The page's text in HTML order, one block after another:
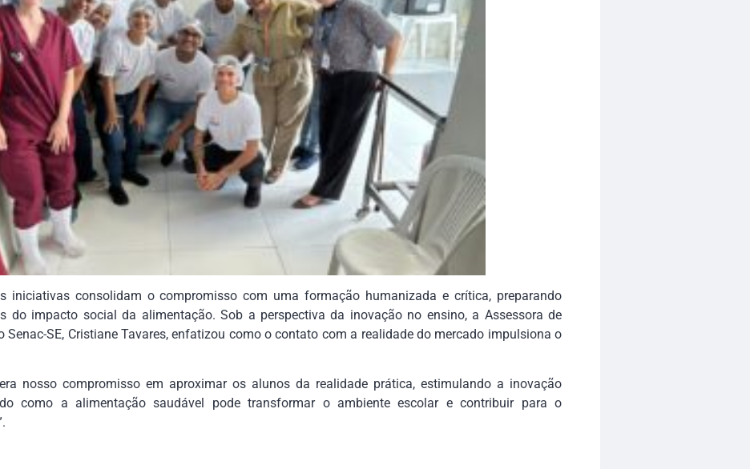
iniciativas consolidam o compromisso com uma formação humanizada e crítica, preparando
do impacto social da alimentação. Sob a perspectiva da inovação no ensino, a Assessora de
Senac-SE, Cristiane Tavares, enfatizou como o contato com a realidade do mercado impulsiona o
nosso compromisso em aproximar os alunos da realidade prática, estimulando a inovação
como a alimentação saudável pode transformar o ambiente escolar e contribuir para o